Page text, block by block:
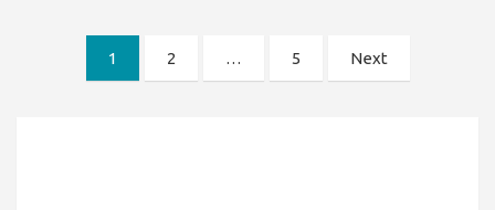
Paginación
1 2 … 5 Next